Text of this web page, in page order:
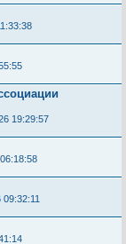
19:29:57